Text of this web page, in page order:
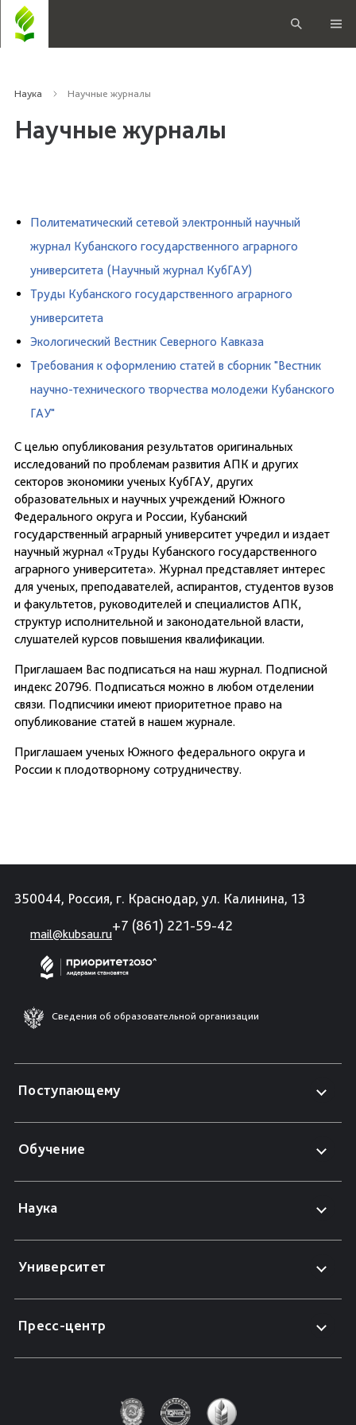
Наука Научные журналы
Научные журналы
Политематический сетевой электронный научный
журнал Кубанского государственного аграрного
университета (Научный журнал КубГАУ)
Труды Кубанского государственного аграрного
университета
Экологический Вестник Северного Кавказа
Tребования к оформлению статей в сборник "Вестник
научно-технического творчества молодежи Кубанского
ГАУ"
С целью опубликования результатов оригинальных
исследований по проблемам развития АПК и других
секторов экономики ученых КубГАУ, других
образовательных и научных учреждений Южного
Федерального округа и России, Кубанский
государственный аграрный университет учредил и издает
научный журнал «Труды Кубанского государственного
аграрного университета». Журнал представляет интерес
для ученых, преподавателей, аспирантов, студентов вузов
и факультетов, руководителей и специалистов АПК,
структур исполнительной и законодательной власти,
слушателей курсов повышения квалификации.
Приглашаем Вас подписаться на наш журнал. Подписной
индекс 20796. Подписаться можно в любом отделении
связи. Подписчики имеют приоритетное право на
опубликование статей в нашем журнале.
Приглашаем ученых Южного федерального округа и
России к плодотворному сотрудничеству.
350044, Россия, г. Краснодар, ул. Калинина, 13
mail@kubsau.ru
+7 (861) 221-59-42
Сведения об образовательной организации
Поступающему
Обучение
Наука
Университет
Пресс-центр